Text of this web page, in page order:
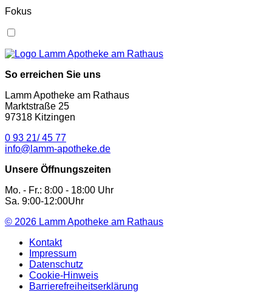
Fokus
So erreichen Sie uns
Lamm Apotheke am Rathaus
Marktstraße 25
97318 Kitzingen
0 93 21/ 45 77
info@lamm-apotheke.de
Unsere Öffnungszeiten
Mo. - Fr.: 8:00 - 18:00 Uhr
Sa. 9:00-12:00Uhr
© 2026 Lamm Apotheke am Rathaus
Kontakt
Impressum
Datenschutz
Cookie-Hinweis
Barrierefreiheitserklärung